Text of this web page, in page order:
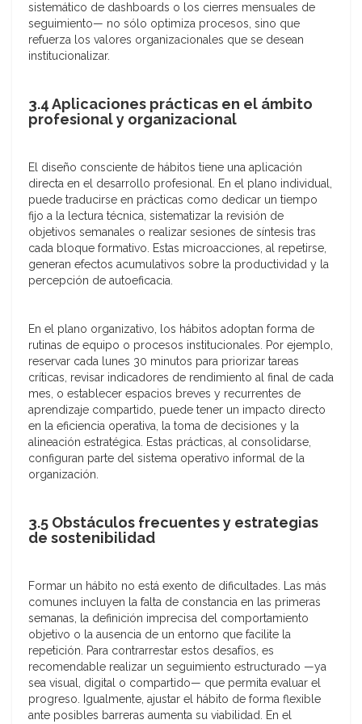
sistemático de dashboards o los cierres mensuales de
seguimiento— no sólo optimiza procesos, sino que
refuerza los valores organizacionales que se desean
institucionalizar.
3.4 Aplicaciones prácticas en el ámbito
profesional y organizacional
El diseño consciente de hábitos tiene una aplicación
directa en el desarrollo profesional. En el plano individual,
puede traducirse en prácticas como dedicar un tiempo
fijo a la lectura técnica, sistematizar la revisión de
objetivos semanales o realizar sesiones de síntesis tras
cada bloque formativo. Estas microacciones, al repetirse,
generan efectos acumulativos sobre la productividad y la
percepción de autoeficacia.
En el plano organizativo, los hábitos adoptan forma de
rutinas de equipo o procesos institucionales. Por ejemplo,
reservar cada lunes 30 minutos para priorizar tareas
críticas, revisar indicadores de rendimiento al final de cada
mes, o establecer espacios breves y recurrentes de
aprendizaje compartido, puede tener un impacto directo
en la eficiencia operativa, la toma de decisiones y la
alineación estratégica. Estas prácticas, al consolidarse,
configuran parte del sistema operativo informal de la
organización.
3.5 Obstáculos frecuentes y estrategias
de sostenibilidad
Formar un hábito no está exento de dificultades. Las más
comunes incluyen la falta de constancia en las primeras
semanas, la definición imprecisa del comportamiento
objetivo o la ausencia de un entorno que facilite la
repetición. Para contrarrestar estos desafíos, es
recomendable realizar un seguimiento estructurado —ya
sea visual, digital o compartido— que permita evaluar el
progreso. Igualmente, ajustar el hábito de forma flexible
ante posibles barreras aumenta su viabilidad. En el